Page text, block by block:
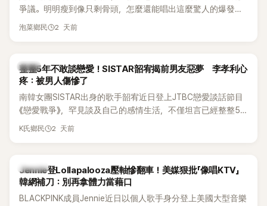
爭議。明明瘦到像只剩骨頭，怎麼還能唱出這麼驚人的爆發力
和音量？
泡菜鄉民 2 天前
韓星
整整5年不敢談戀愛！SISTAR韶宥揭前男友惡夢 李孝利心
疼：被男人傷慘了
南韓女團SISTAR出身的歌手韶宥近日登上JTBC戀愛談話節目
《戀愛戰爭》，罕見談及自己的感情生活，不僅坦言已經整整5
年沒有談戀愛，更首度透露空窗至今的原因，全與上一段戀情
K氏鄉民 2 天前
K-POP
Jennie登Lollapalooza壓軸慘翻車！美媒狠批「像唱KTV」
韓網補刀：別再拿體力當藉口
BLACKPINK成員Jennie近日以個人歌手身分登上美國大型音樂